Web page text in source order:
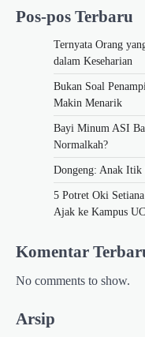
Pos-pos Terbaru
Ternyata Orang
dalam Keseharian
Bukan Soal
Makin Menarik
Bayi Minum ASI
Normalkah?
Dongeng: Anak Itik
5 Potret Oki
Ajak ke Kampus
Komentar
No comments to show.
Arsip